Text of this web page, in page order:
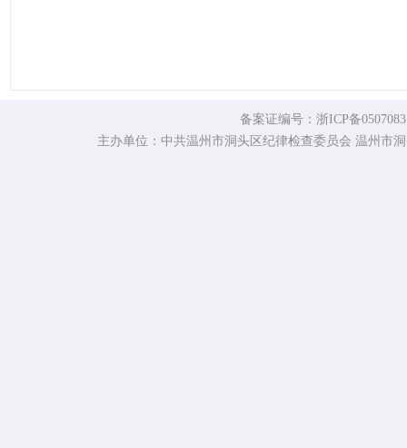
备案证编号：浙ICP备
主办单位：中共温州市洞头区纪律检查委员会 温州市